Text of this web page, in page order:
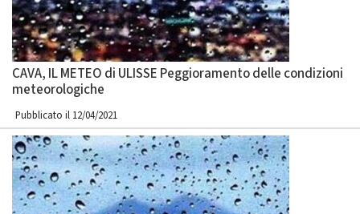
CAVA, IL METEO di ULISSE Peggioramento delle condizioni
meteorologiche
Pubblicato il 12/04/2021